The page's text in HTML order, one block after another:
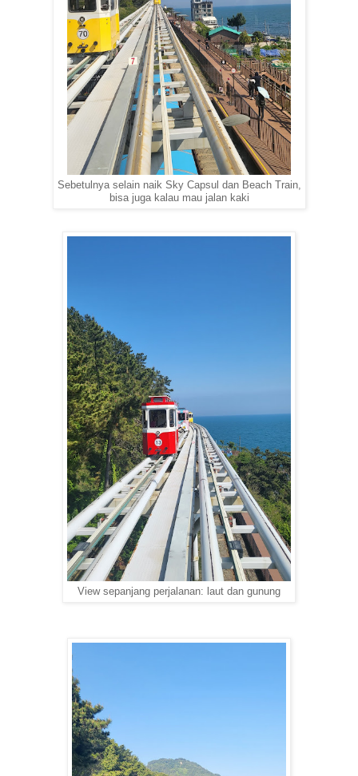
Sebetulnya selain naik Sky Capsul dan Beach Train,
bisa juga kalau mau jalan kaki
View sepanjang perjalanan: laut dan gunung